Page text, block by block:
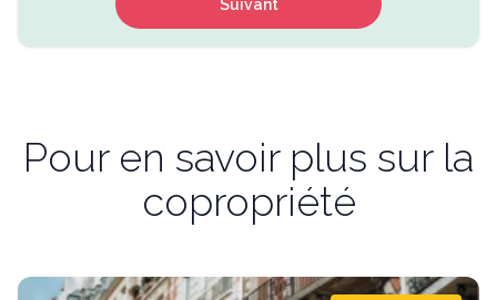
Suivant
Pour en savoir plus sur la
copropriété